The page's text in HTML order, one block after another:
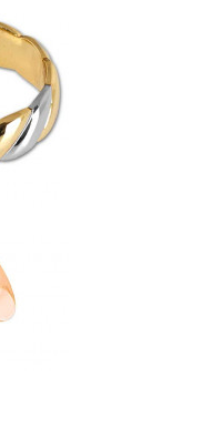
å dekorere til bryllup